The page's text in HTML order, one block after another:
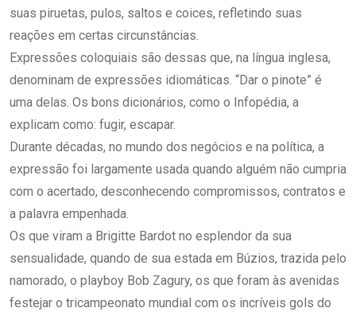
suas piruetas, pulos, saltos e coices, refletindo suas
reações em certas circunstâncias.
Expressões coloquiais são dessas que, na língua inglesa,
denominam de expressões idiomáticas. “Dar o pinote” é
uma delas. Os bons dicionários, como o Infopédia, a
explicam como: fugir, escapar.
Durante décadas, no mundo dos negócios e na política, a
expressão foi largamente usada quando alguém não cumpria
com o acertado, desconhecendo compromissos, contratos e
a palavra empenhada.
Os que viram a Brigitte Bardot no esplendor da sua
sensualidade, quando de sua estada em Búzios, trazida pelo
namorado, o playboy Bob Zagury, os que foram às avenidas
festejar o tricampeonato mundial com os incríveis gols do